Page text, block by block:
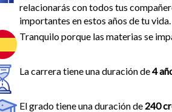
relacionarás con todos tus
importantes en estos años de tu vida.
Tranquilo porque las materias se
La carrera tiene una duración de4
El grado tiene una duración de 240